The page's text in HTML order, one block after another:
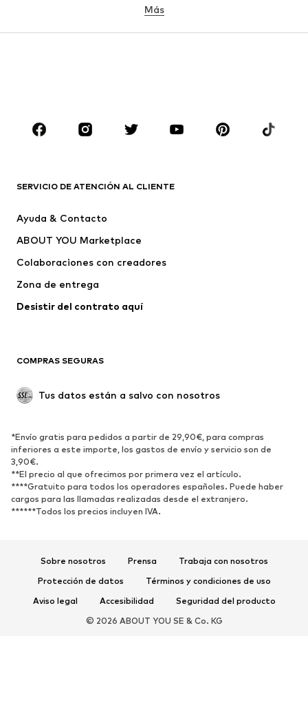
Ropa interior
Faldas
Blusas y camisas
Zapatos
Deporte
Vestidos
Camisetas y tops
Chaquetas
Jerséis y punto
Ropa interior
Abrigos
Tallas grandes
Reciclado
ZAPATOS
Nuevo
Zapatillas de deporte
Botines
Zapatos de tacón y plataforma Botas
Zapatillas de casa
Exclusivo
Más
SERVICIO DE ATENCIÓN AL CLIENTE
Ayuda & Contacto
ABOUT YOU Marketplace
Colaboraciones con creadores
Zona de entrega
Desistir del contrato aquí
COMPRAS SEGURAS
Tus datos están a salvo con nosotros
*Envío gratis para pedidos a partir de 29,90€, para compras
inferiores a este importe, los gastos de envío y servicio son de
3,90€.
**El precio al que ofrecimos por primera vez el artículo.
****Gratuito para todos los operadores españoles. Puede haber
cargos para las llamadas realizadas desde el extranjero.
******Todos los precios incluyen IVA.
Sobre nosotros Prensa
Trabaja con nosotros
Protección de datos
Términos y condiciones de uso
Aviso legal
Accesibilidad
Seguridad del producto
© 2026 ABOUT YOU SE & Co. KG